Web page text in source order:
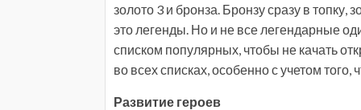
золото 3 и бронза. Бронзу сразу в
это легенды. Но и не все легендарные
списком популярных, чтобы не качать
во всех списках, особенно с учетом того,
Развитие героев